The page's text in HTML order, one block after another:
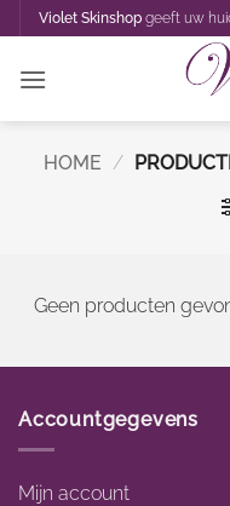
naar
inhoud
Violet Skinshopgeeft uw
HOME /
Geen producten
Accountgegevens
Mijn account